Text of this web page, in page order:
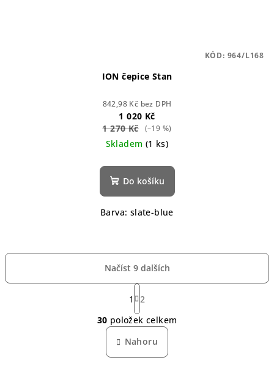
ION čepice Stan
842,98 Kč bez DPH
1 020 Kč
1 270 Kč
(–19 %)
Skladem (1 ks)
Do košíku
Barva: slate-blue
KÓD: 964/L168
O
v
l
á
Načíst 9 dalších
S
t
r
á
n
k
o
1
2
30 položek celkem
Nahoru